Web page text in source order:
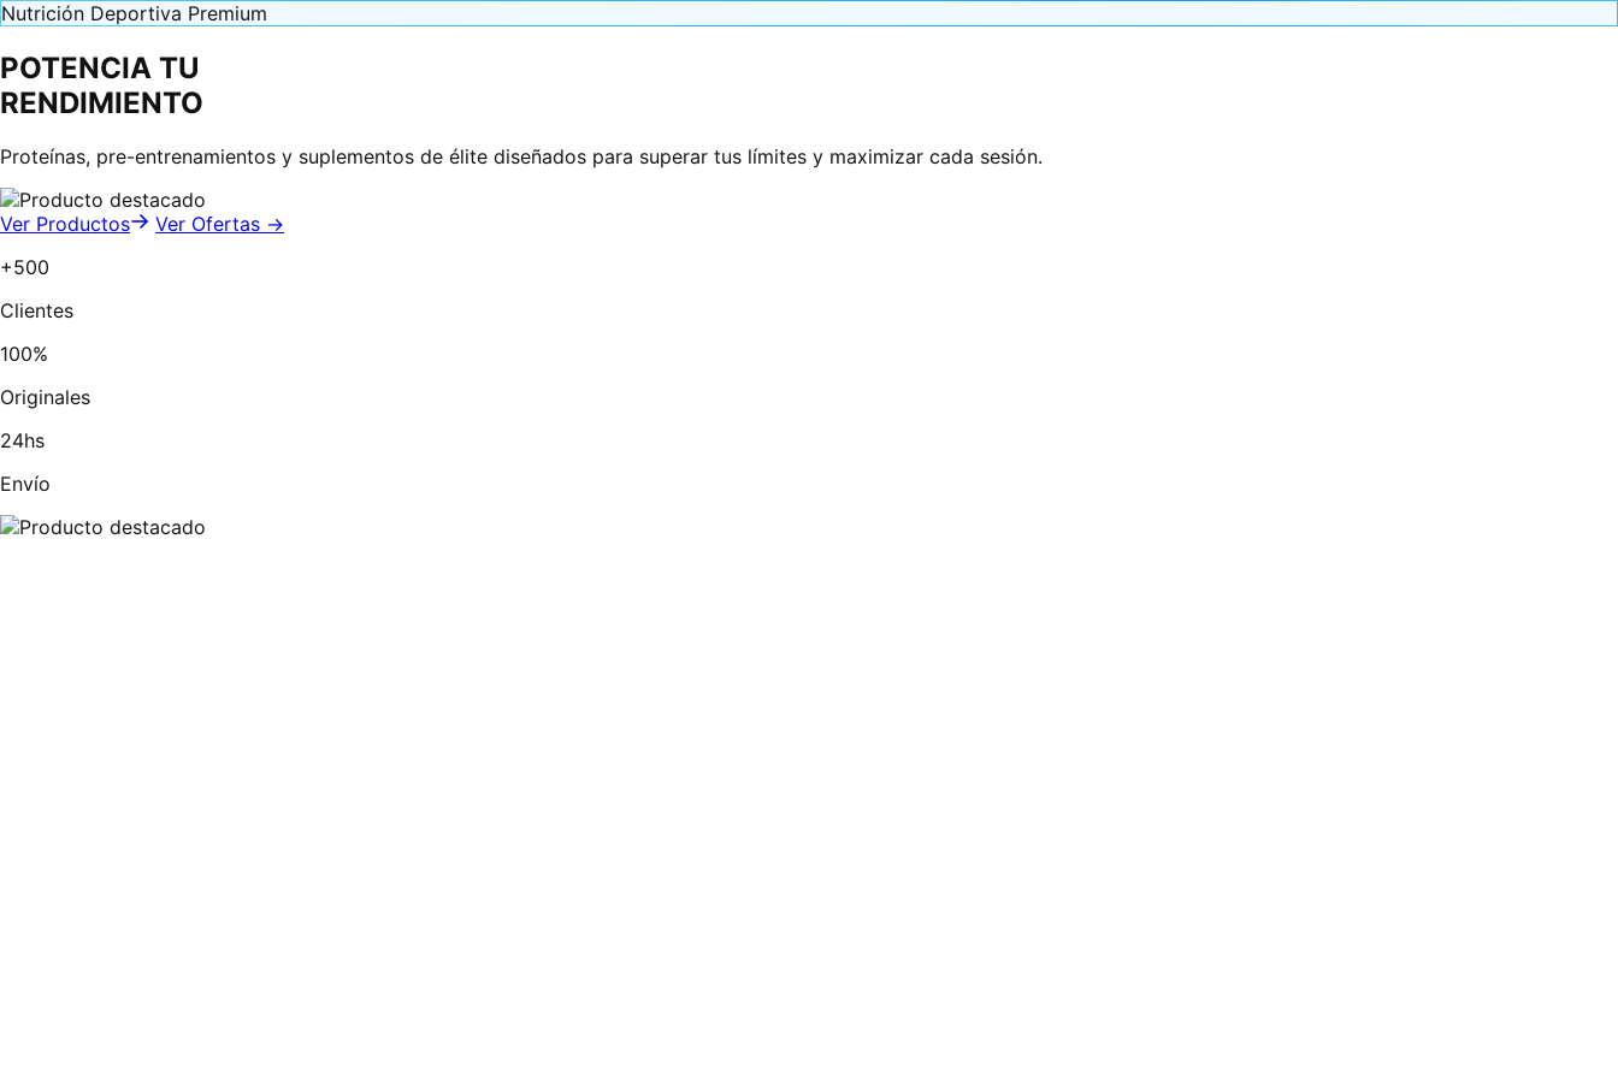
Nutrición Deportiva Premium
POTENCIA TU
RENDIMIENTO
Proteínas, pre-entrenamientos y suplementos de élite diseñados para superar tus límites y maximizar cada sesión.
Ver Productos
Ver Ofertas →
+500
Clientes
100%
Originales
24hs
Envío